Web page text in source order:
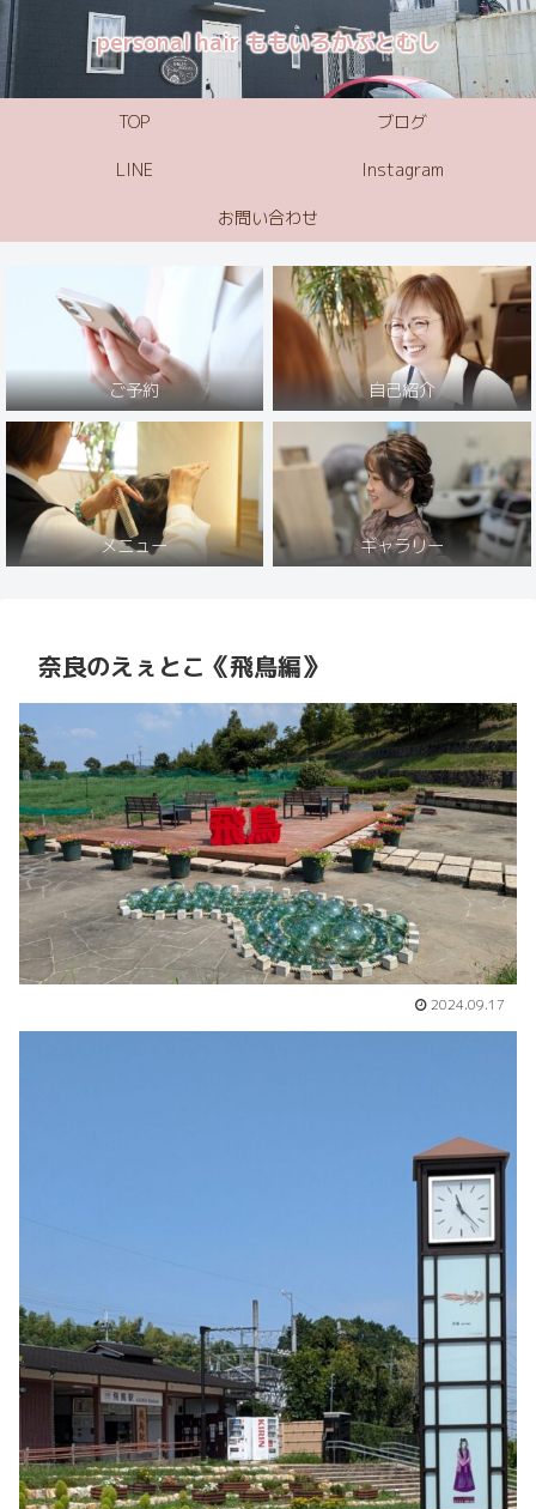
personal hair ももいろかぶとむし
TOP ブログ
LINE Instagram
お問い合わせ
ご予約 自己紹介
メニュー ギャラリー
奈良のえぇとこ《飛鳥編》
2024.09.17